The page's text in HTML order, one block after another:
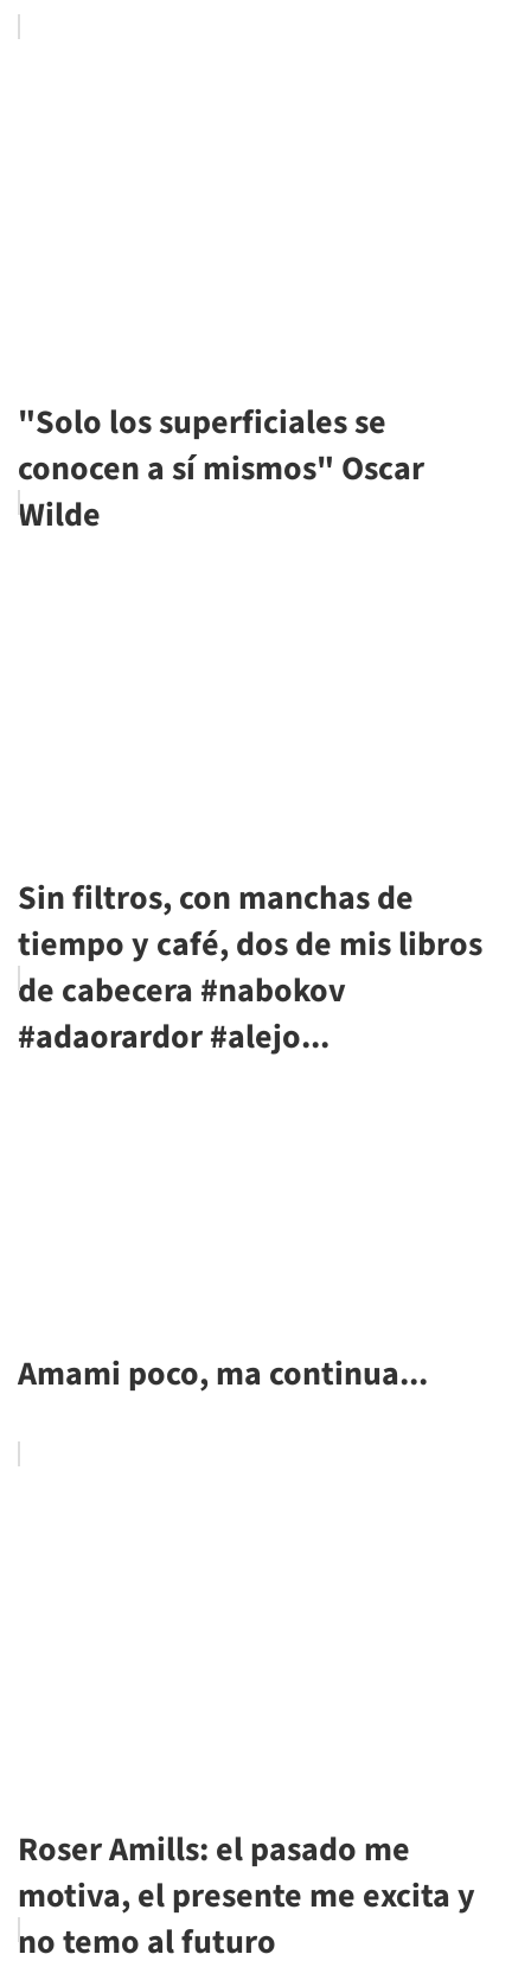
"Solo los superficiales se
conocen a sí mismos" Oscar
Wilde
Sin filtros, con manchas de
tiempo y café, dos de mis libros
de cabecera #nabokov
#adaorardor #alejo...
Amami poco, ma continua...
Roser Amills: el pasado me
motiva, el presente me excita y
no temo al futuro